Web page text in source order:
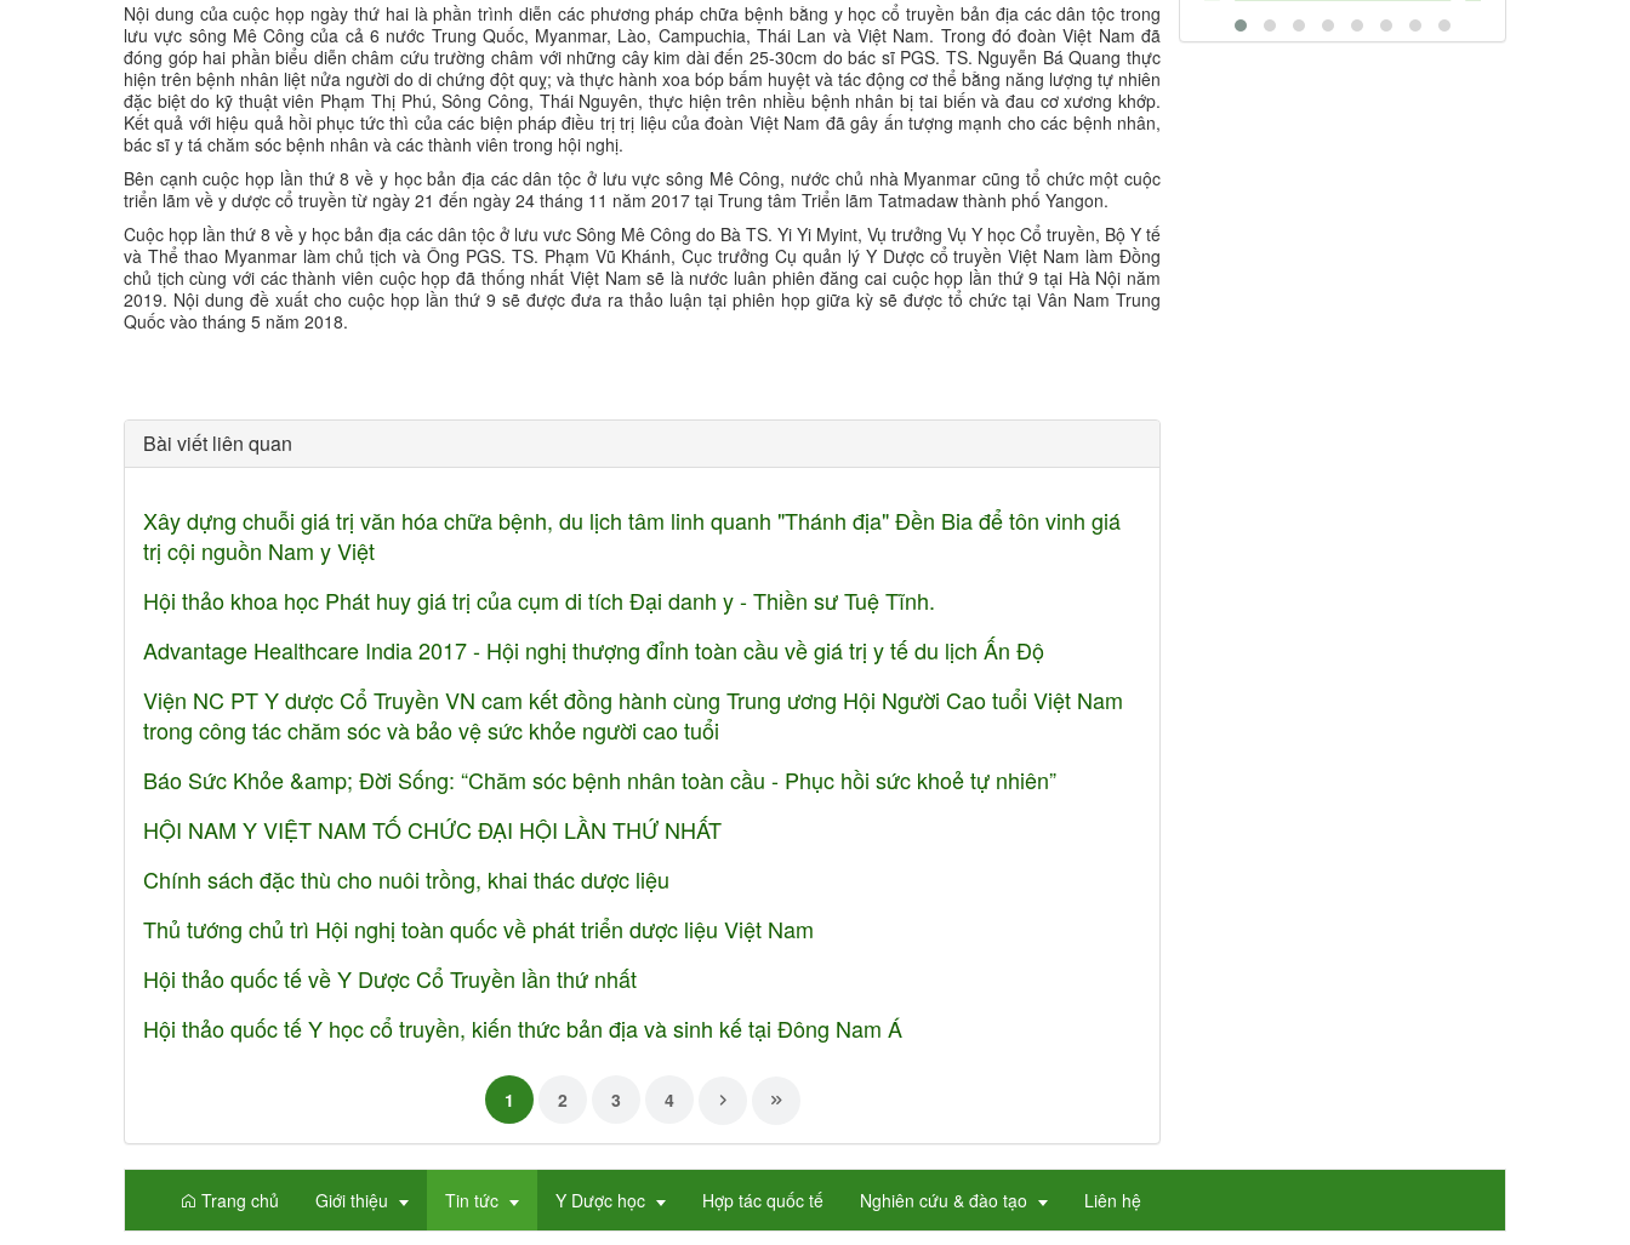
Nội dung của cuộc họp ngày thứ hai là phần trình diễn các phương pháp chữa bệnh bằng y học cổ truyền bản địa các dân tộc trong
lưu vực sông Mê Công của cả 6 nước Trung Quốc, Myanmar, Lào, Campuchia, Thái Lan và Việt Nam. Trong đó đoàn Việt Nam đã
đóng góp hai phần biểu diễn châm cứu trường châm với những cây kim dài đến 25-30cm do bác sĩ PGS. TS. Nguyễn Bá Quang thực
hiện trên bệnh nhân liệt nửa người do di chứng đột quỵ; và thực hành xoa bóp bấm huyệt và tác động cơ thể bằng năng lượng tự nhiên
đặc biệt do kỹ thuật viên Phạm Thị Phú, Sông Công, Thái Nguyên, thực hiện trên nhiều bệnh nhân bị tai biến và đau cơ xương khớp.
Kết quả với hiệu quả hồi phục tức thì của các biện pháp điều trị trị liệu của đoàn Việt Nam đã gây ấn tượng mạnh cho các bệnh nhân,
bác sĩ y tá chăm sóc bệnh nhân và các thành viên trong hội nghị.
Bên cạnh cuộc họp lần thứ 8 về y học bản địa các dân tộc ở lưu vực sông Mê Công, nước chủ nhà Myanmar cũng tổ chức một cuộc
triển lãm về y dược cổ truyền từ ngày 21 đến ngày 24 tháng 11 năm 2017 tại Trung tâm Triển lãm Tatmadaw thành phố Yangon.
Cuộc họp lần thứ 8 về y học bản địa các dân tộc ở lưu vưc Sông Mê Công do Bà TS. Yi Yi Myint, Vụ trưởng Vụ Y học Cổ truyền, Bộ Y tế
và Thể thao Myanmar làm chủ tịch và Ông PGS. TS. Phạm Vũ Khánh, Cục trưởng Cụ quản lý Y Dược cổ truyền Việt Nam làm Đồng
chủ tịch cùng với các thành viên cuộc họp đã thống nhất Việt Nam sẽ là nước luân phiên đăng cai cuộc họp lần thứ 9 tại Hà Nội năm
2019. Nội dung đề xuất cho cuộc họp lần thứ 9 sẽ được đưa ra thảo luận tại phiên họp giữa kỳ sẽ được tổ chức tại Vân Nam Trung
Quốc vào tháng 5 năm 2018.
Bài viết liên quan
Xây dựng chuỗi giá trị văn hóa chữa bệnh, du lịch tâm linh quanh "Thánh địa" Đền Bia để tôn vinh giá
trị cội nguồn Nam y Việt
Hội thảo khoa học Phát huy giá trị của cụm di tích Đại danh y - Thiền sư Tuệ Tĩnh.
Advantage Healthcare India 2017 - Hội nghị thượng đỉnh toàn cầu về giá trị y tế du lịch Ấn Độ
Viện NC PT Y dược Cổ Truyền VN cam kết đồng hành cùng Trung ương Hội Người Cao tuổi Việt Nam
trong công tác chăm sóc và bảo vệ sức khỏe người cao tuổi
Báo Sức Khỏe &amp; Đời Sống: “Chăm sóc bệnh nhân toàn cầu - Phục hồi sức khoẻ tự nhiên”
HỘI NAM Y VIỆT NAM TỐ CHỨC ĐẠI HỘI LẦN THỨ NHẤT
Chính sách đặc thù cho nuôi trồng, khai thác dược liệu
Thủ tướng chủ trì Hội nghị toàn quốc về phát triển dược liệu Việt Nam
Hội thảo quốc tế về Y Dược Cổ Truyền lần thứ nhất
Hội thảo quốc tế Y học cổ truyền, kiến thức bản địa và sinh kế tại Đông Nam Á
1 2 3 4
Trang chủ Giới thiệu Tin tức Y Dược học Hợp tác quốc tế Nghiên cứu & đào tạo Liên hệ